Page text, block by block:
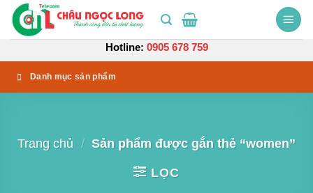
Bỏ
qua
Hotline: 0905 678 759
Danh mục sản phẩm
Trang chủ / Sản phẩm được gắn thẻ “women”
LỌC